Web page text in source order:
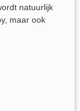
natuurlijk
maar ook